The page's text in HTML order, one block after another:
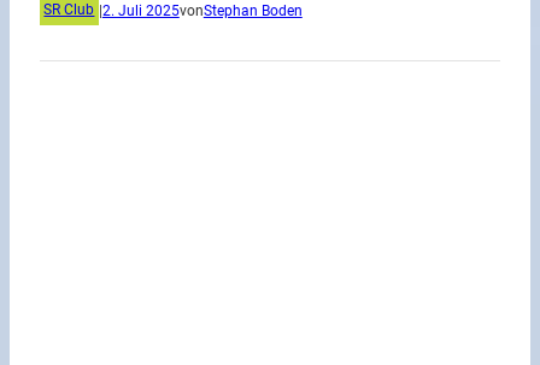
SR Club |2. Juli 2025vonStephan Boden